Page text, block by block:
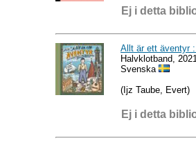
Ej i detta
Allt är ett äventyr
Halvklotband,
Svenska
(Ijz Taube, Evert)
Ej i detta